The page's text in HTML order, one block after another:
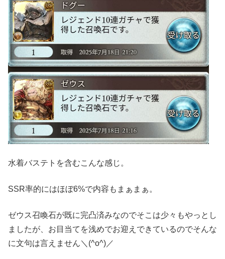
水着バステトを含むこんな感じ。
SSR率的にはほぼ6%で内容もまぁまぁ。
ゼウス召喚石が既に完凸済みなのでそこは少々もやっとし
ましたが、お目当てを浅めでお迎えできているのでそんな
に文句は言えません＼(^o^)／